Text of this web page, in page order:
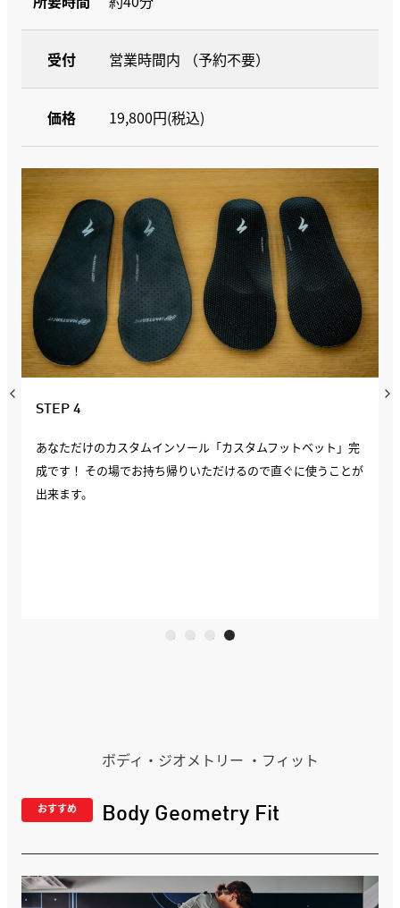
受付 営業時間内 （予約不要）
価格 19,800円(税込)
STEP 4
あなただけのカスタムインソール「カスタムフットベット」完
成です！ その場でお持ち帰りいただけるので直ぐに使うことが
出来ます。
ボディ・ジオメトリー ・フィット
おすすめ Body Geometry Fit